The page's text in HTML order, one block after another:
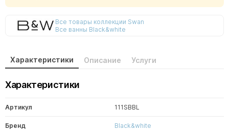
Все товары коллекции Swan
Все ванны Black&white
Характеристики Описание Услуги
Характеристики
Артикул 111SBBL
Бренд Black&white